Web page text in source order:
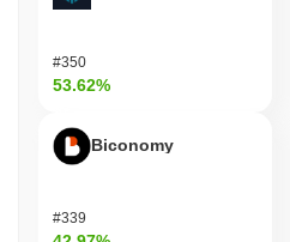
#350
53.62%
Biconomy
#339